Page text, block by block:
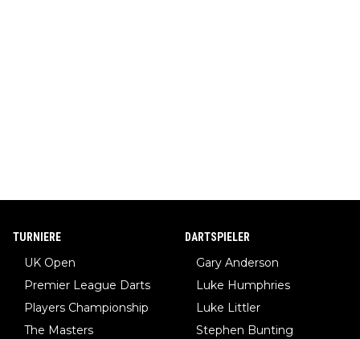
TURNIERE
UK Open
Premier League Darts
Players Championship
The Masters
DARTSPIELER
Gary Anderson
Luke Humphries
Luke Littler
Stephen Bunting